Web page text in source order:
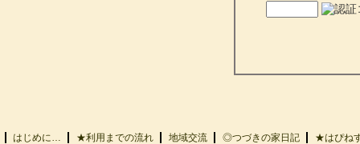
はじめに… ★利用までの流れ 地域交流 ◎つづきの家日記
★はぴ